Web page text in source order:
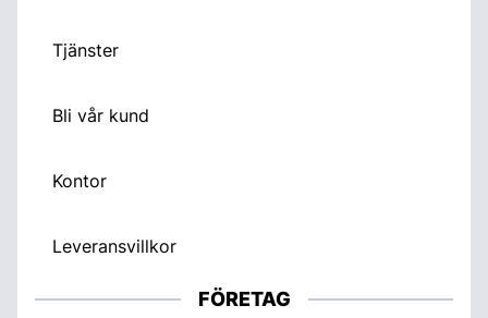
Tjänster
Bli vår kund
Kontor
Leveransvillkor
FÖRETAG